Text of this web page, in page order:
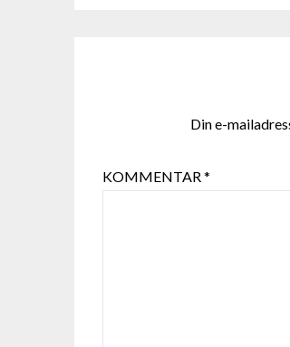
Din e-
KOMMENTAR*